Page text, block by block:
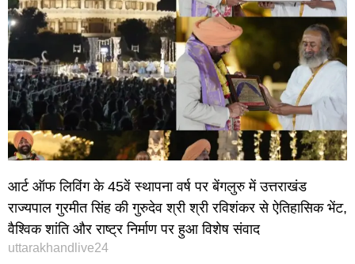
आर्ट ऑफ लिविंग के 45वें स्थापना वर्ष पर बेंगलुरु में उत्तराखंड
राज्यपाल गुरमीत सिंह की गुरुदेव श्री श्री रविशंकर से ऐतिहासिक भेंट,
वैश्विक शांति और राष्ट्र निर्माण पर हुआ विशेष संवाद
uttarakhandlive24